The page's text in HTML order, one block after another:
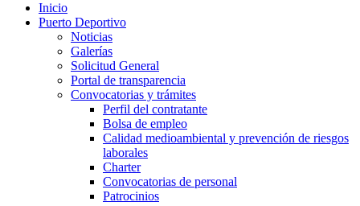
Inicio
Puerto Deportivo
Noticias
Galerías
Solicitud General
Portal de transparencia
Convocatorias y trámites
Perfil del contratante
Bolsa de empleo
Calidad medioambiental y prevención de riesgos
laborales
Charter
Convocatorias de personal
Patrocinios